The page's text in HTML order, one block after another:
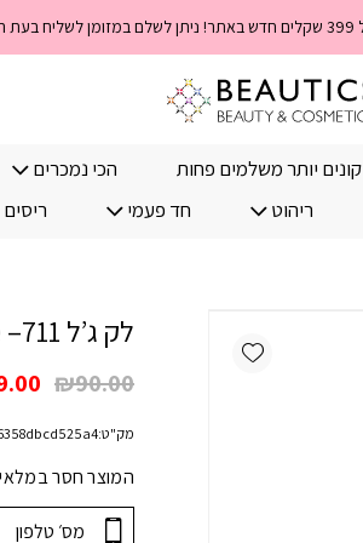
קונים יותר משלמים פחות הכי נמכרים
ריהוט חד פעמי
לק ג’ל 711– tres jolie
₪90.00
היה:
מק"ט:
המוצר חסר
Add wishlist